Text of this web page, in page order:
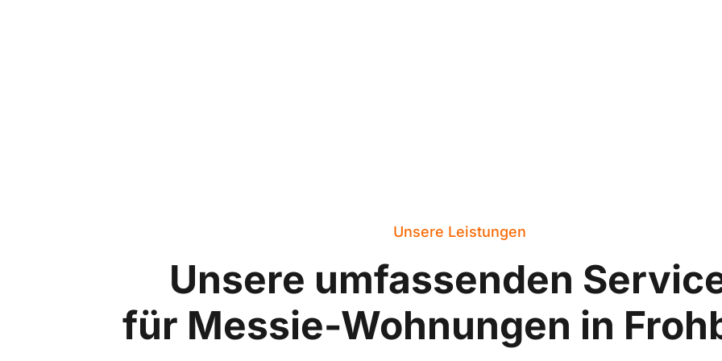
Unsere Leistungen
Unsere umfassenden
für Messie-Wohnungen in